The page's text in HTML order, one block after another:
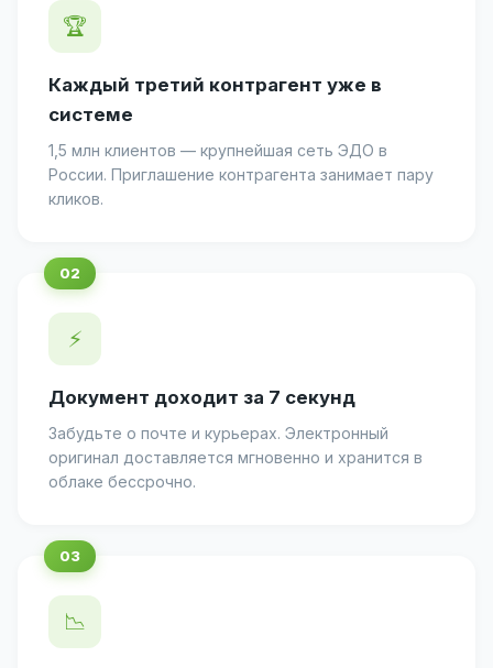
🏆
Каждый третий контрагент уже в
системе
1,5 млн клиентов — крупнейшая сеть ЭДО в
России. Приглашение контрагента занимает пару
кликов.
⚡
Документ доходит за 7 секунд
Забудьте о почте и курьерах. Электронный
оригинал доставляется мгновенно и хранится в
облаке бессрочно.
📉